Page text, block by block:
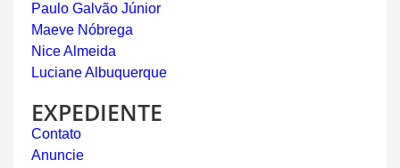
Paulo Galvão Júnior
Maeve Nóbrega
Nice Almeida
Luciane Albuquerque
EXPEDIENTE
Contato
Anuncie